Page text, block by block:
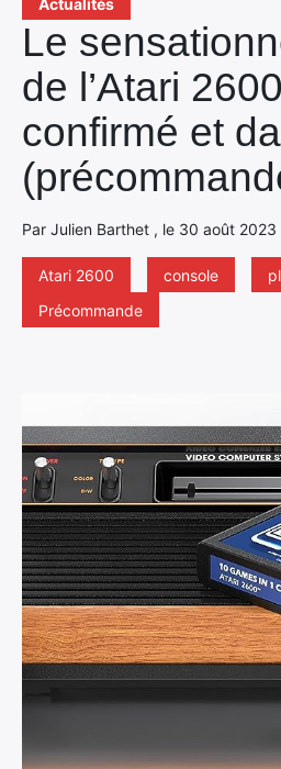
Actualités
Le
de l’Atari
confirmé et
Par Julien Barthet , le 30 août
Atari 2600 console
Précommande